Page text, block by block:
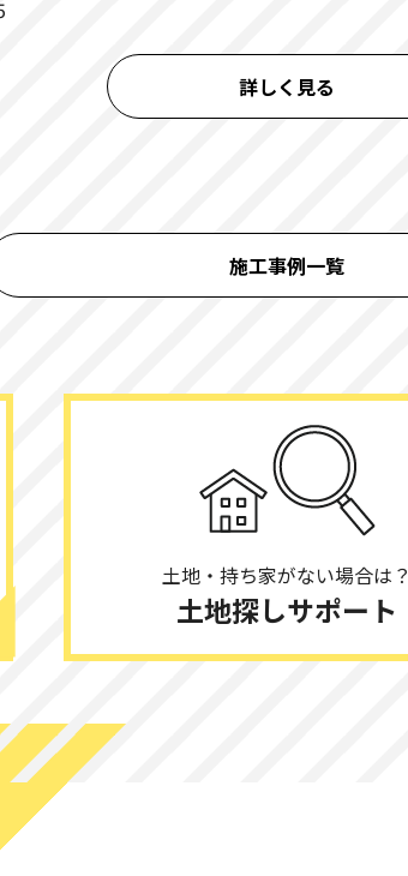
茨木市にてお引き渡しいたしました。
茨木市にてお引き渡しいたしました。
交野市にてお引き渡しいたしました。
大東市にてお引き渡しいたしました。
伊丹市にてお引き渡しいたしました。
枚方市にてお引き渡しいたしました。
平野区にてお引き渡しいたしました。
北葛城郡にてお引き渡しいたしました。
伏見区にてお引き渡しいたしました。
詳しく見る
施工事例一覧
土地・持ち家がない場合は？
土地探しサポート